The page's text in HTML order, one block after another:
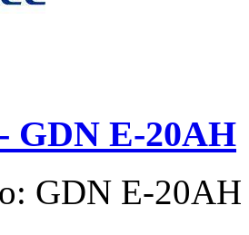
GDN E-20AH
GDN E-20AH